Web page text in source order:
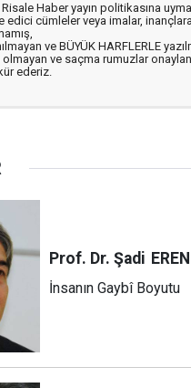
Risale Haber yayın politikasına
edici cümleler veya imalar, inançlara
ve BÜYÜK HARFLERLE
olmayan ve saçma rumuzlar
ederiz.
Prof. Dr. Şadi EREN
İnsanın Gaybî Boyutu